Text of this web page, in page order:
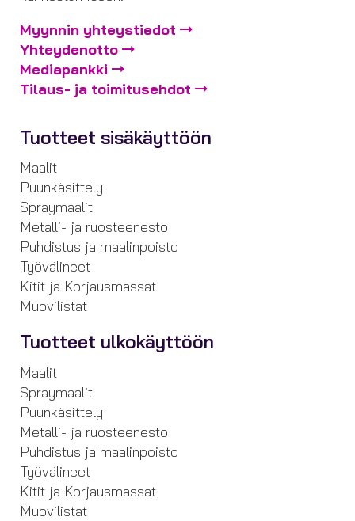
Myynnin yhteystiedot
Yhteydenotto
Mediapankki
Tilaus- ja toimitusehdot
Tuotteet sisäkäyttöön
Maalit
Puunkäsittely
Spraymaalit
Metalli- ja ruosteenesto
Puhdistus ja maalinpoisto
Työvälineet
Kitit ja Korjausmassat
Muovilistat
Tuotteet ulkokäyttöön
Maalit
Spraymaalit
Puunkäsittely
Metalli- ja ruosteenesto
Puhdistus ja maalinpoisto
Työvälineet
Kitit ja Korjausmassat
Muovilistat